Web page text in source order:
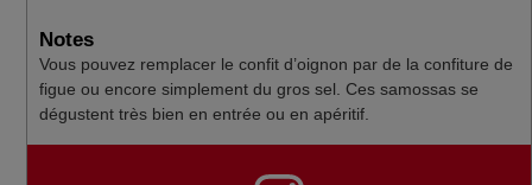
Notes
Vous pouvez remplacer le confit d’oignon par de la confiture de
figue ou encore simplement du gros sel. Ces samossas se
dégustent très bien en entrée ou en apéritif.